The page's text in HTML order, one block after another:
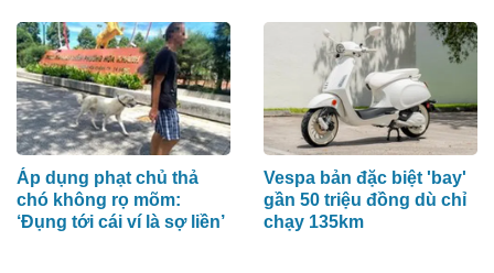
Áp dụng phạt chủ thả
chó không rọ mõm:
‘Đụng tới cái ví là sợ liền’
Vespa bản đặc biệt 'bay'
gần 50 triệu đồng dù chỉ
chạy 135km